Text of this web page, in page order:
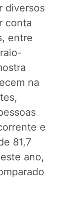
diversos
conta
entre
na
e
81,7
ano,